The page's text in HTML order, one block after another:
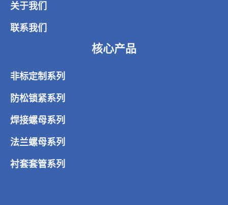
关于我们
联系我们
核心产品
非标定制系列
防松锁紧系列
焊接螺母系列
法兰螺母系列
衬套套管系列